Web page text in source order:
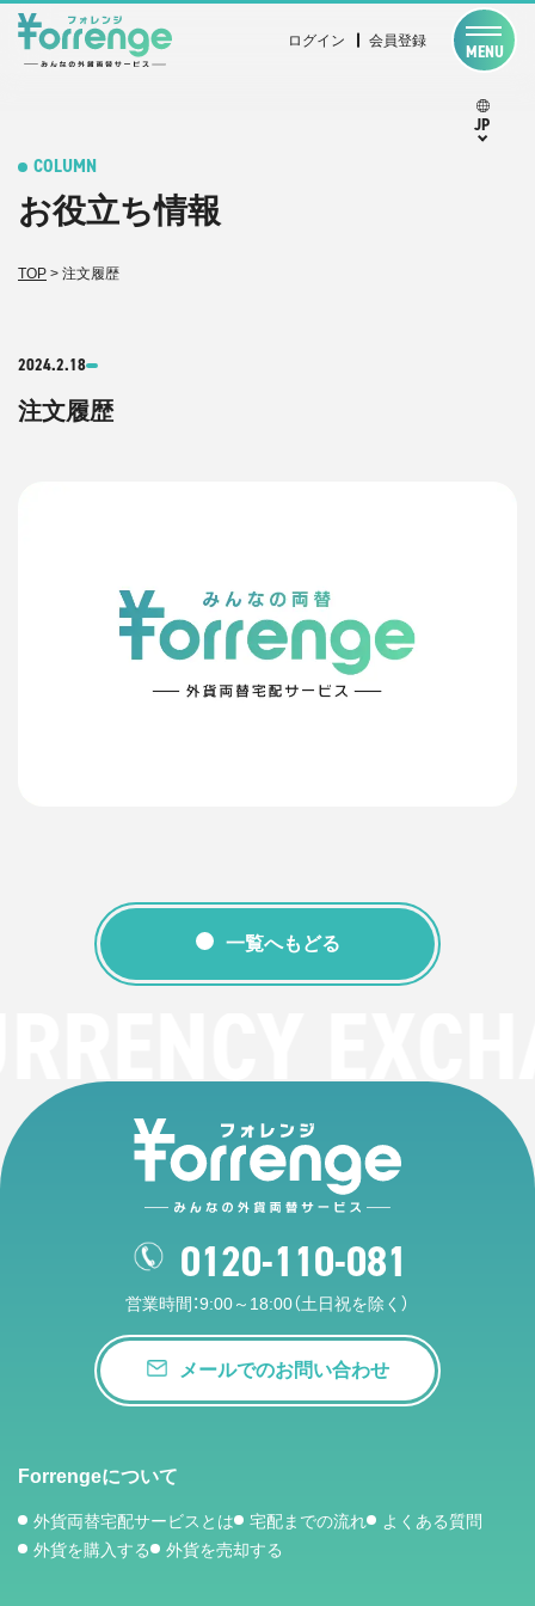
ログイン 会員登録
MENU
JP
COLUMN
お役立ち情報
TOP > 注文履歴
2024.2.18
注文履歴
一覧へもどる
0120-110-081
営業時間：9:00～18:00（土日祝を除く）
メールでのお問い合わせ
Forrengeについて
外貨両替宅配サービスとは 宅配までの流れ
よくある質問
外貨を購入する
外貨を売却する